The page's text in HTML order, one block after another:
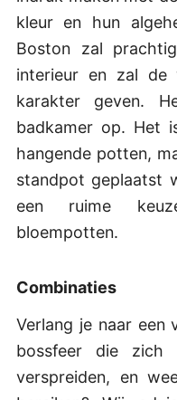
kleur en hun
Boston zal
interieur en zal de
karakter geven.
badkamer op. Het
hangende potten,
standpot geplaatst
een ruime
bloempotten.
Combinaties
Verlang je naar een
bossfeer die zich
verspreiden, en